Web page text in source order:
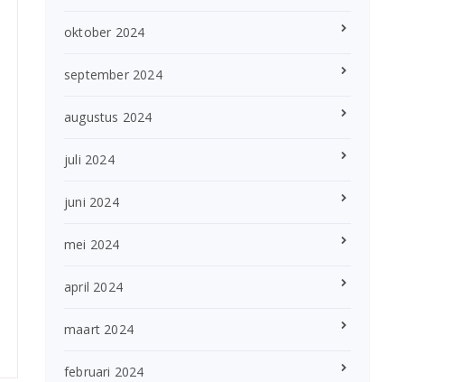
oktober 2024
september 2024
augustus 2024
juli 2024
juni 2024
mei 2024
april 2024
maart 2024
februari 2024